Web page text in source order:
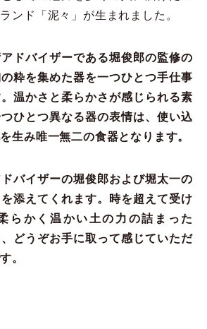
ンド「泥々」が生まれました。
アドバイザーである堀俊郎の監修の
粋を集めた器を一つひとつ手仕事
温かさと柔らかさが感じられる素
ひとつ異なる器の表情は、使い込
生み唯一無二の食器となります。
バイザーの堀俊郎および堀太一の
添えてくれます。時を超えて受け
らかく温かい土の力の詰まった
、どうぞお手に取って感じていただ
。